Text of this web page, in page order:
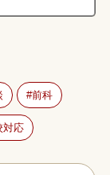
前科
対応